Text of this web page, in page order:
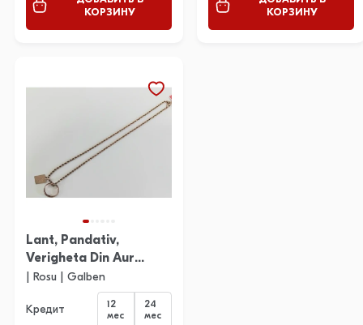
КОРЗИНУ
КОРЗИНУ
Lant, Pandativ,
Verigheta Din Aur
Proba 750 12.30 Gr
| Rosu | Galben
Кредит
12
мес
24
мес